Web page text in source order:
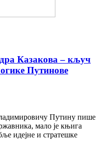
Казакова – кључ
Путинове
Путину пише
мало је књига
идејне и стратешке